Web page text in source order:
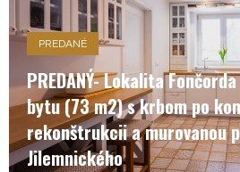
PREDANÉ
PREDANÝ- Lokalita
bytu (73 m2) s krbom po
rekonštrukcii a murovanou
Jilemnického